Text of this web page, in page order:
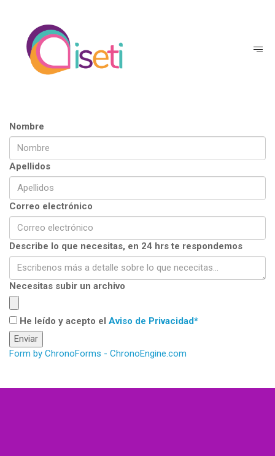
Nombre
Apellidos
Correo electrónico
Describe lo que necesitas, en 24 hrs te respondemos
Necesitas subir un archivo
He leído y acepto el Aviso de Privacidad*
Enviar
Form by ChronoForms - ChronoEngine.com